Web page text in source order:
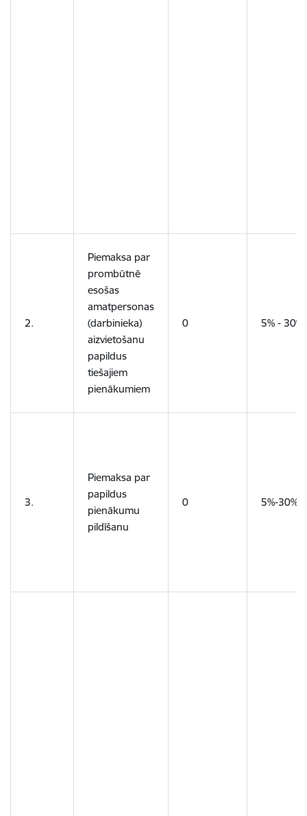
2.
Piemaksa par
prombūtnē
esošas
amatpersonas
(darbinieka)
aizvietošanu
papildus
tiešajiem
pienākumiem
0 5% - 30%
3.
Piemaksa par
papildus
pienākumu
pildīšanu
0 5%-30%